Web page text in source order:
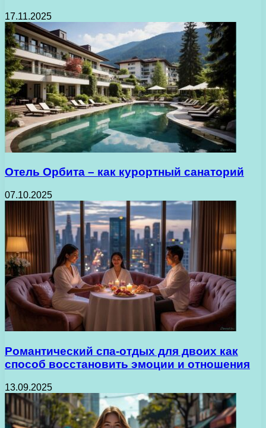
17.11.2025
Отель Орбита – как курортный санаторий
07.10.2025
Романтический спа-отдых для двоих как
способ восстановить эмоции и отношения
13.09.2025